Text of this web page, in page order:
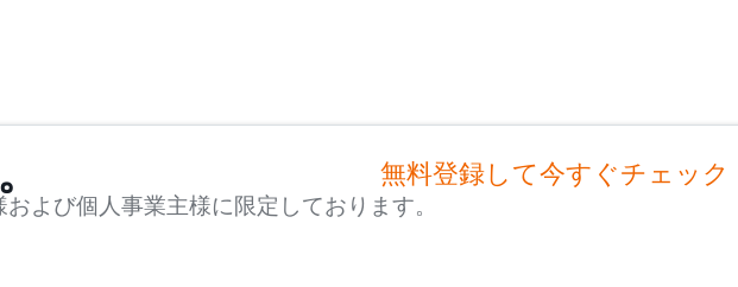
無料登録して今すぐチェック
よび個人事業主様に限定しております。